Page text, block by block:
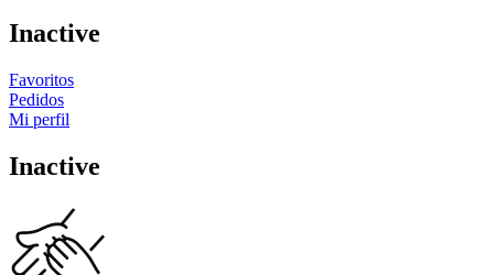
Inactive
Favoritos
Pedidos
Mi perfil
Inactive